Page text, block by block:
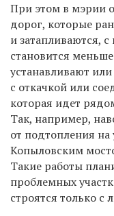
При этом в мэрии
дорог, которые
и затапливаются,
становится
устанавливают
с откачкой или
которая идет
Так, например,
от подтопления
Копыловским
Такие работы
проблемных
строятся только с